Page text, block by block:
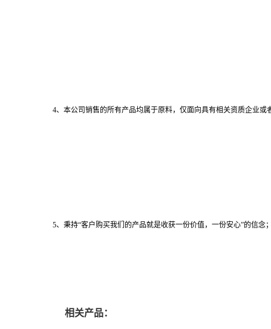
4、本公司销售的所有产品均属于原料，仅面向具有相关资质企业
5、秉持“客户购买我们的产品就是收获一份价值，一份安心”的信念
相关产品：